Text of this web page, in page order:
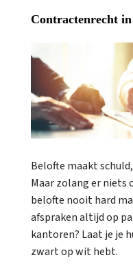
Contractenrecht
Belofte maakt
Maar zolang er niets
belofte nooit hard
afspraken altijd op
kantoren? Laat je je
zwart op wit hebt.